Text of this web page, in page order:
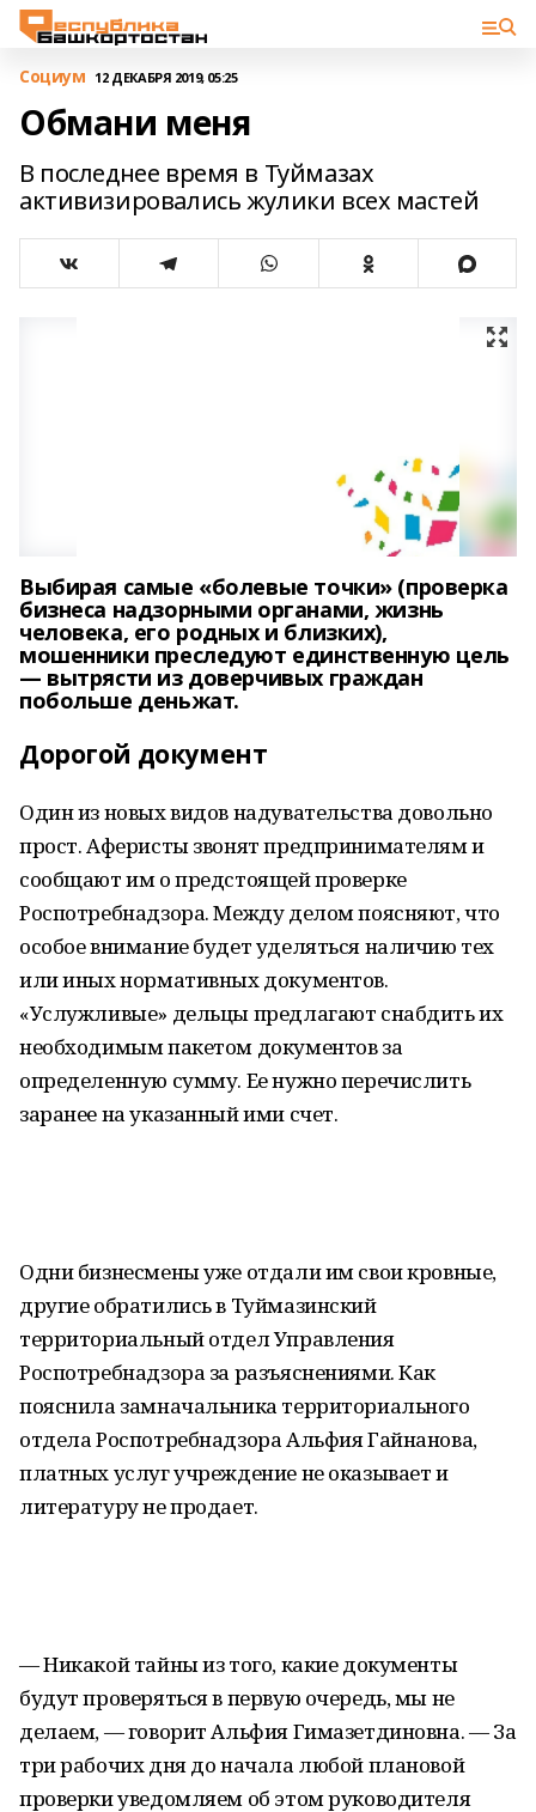
Cоциум 12 ДЕКАБРЯ 2019, 05:25
Обмани меня
В последнее время в Туймазах
активизировались жулики всех мастей
Выбирая самые «болевые точки» (проверка
бизнеса надзорными органами, жизнь
человека, его родных и близких),
мошенники преследуют единственную цель
— вытрясти из доверчивых граждан
побольше деньжат.
Дорогой документ
Один из новых видов надувательства довольно
прост. Аферисты звонят предпринимателям и
сообщают им о предстоящей проверке
Роспотребнадзора. Между делом поясняют, что
особое внимание будет уделяться наличию тех
или иных нормативных документов.
«Услужливые» дельцы предлагают снабдить их
необходимым пакетом документов за
определенную сумму. Ее нужно перечислить
заранее на указанный ими счет.
Одни бизнесмены уже отдали им свои кровные,
другие обратились в Туймазинский
территориальный отдел Управления
Роспотребнадзора за разъяснениями. Как
пояснила замначальника территориального
отдела Роспотребнадзора Альфия Гайнанова,
платных услуг учреждение не оказывает и
литературу не продает.
— Никакой тайны из того, какие документы
будут проверяться в первую очередь, мы не
делаем, — говорит Альфия Гимазетдиновна. — За
три рабочих дня до начала любой плановой
проверки уведомляем об этом руководителя